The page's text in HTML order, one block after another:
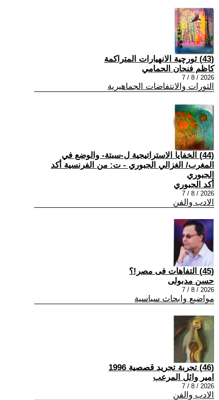
(43) ثورچية الانهيارات المتراكمة
كاظم فنجان الحمامي
2026 / 8 / 7
الثورات والانتفاضات الجماهيرية
(44) الخفايا الاستراتيجية ل-سبتة- والوضع في
المغرب/ الغزالي الجبوري - ت: من الفرنسية أكد
الجبوري
أكد الجبوري
2026 / 8 / 7
الادب والفن
(45) التفاهات فى مصر!؟
حسن مدبولى
2026 / 8 / 7
مواضيع وابحاث سياسية
(46) تجربة تجريد قصصية 1996
امير وائل المرعب
2026 / 8 / 7
الادب والفن